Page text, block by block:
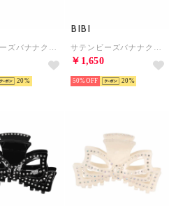
20
BIBI
￥1,650
50% 20